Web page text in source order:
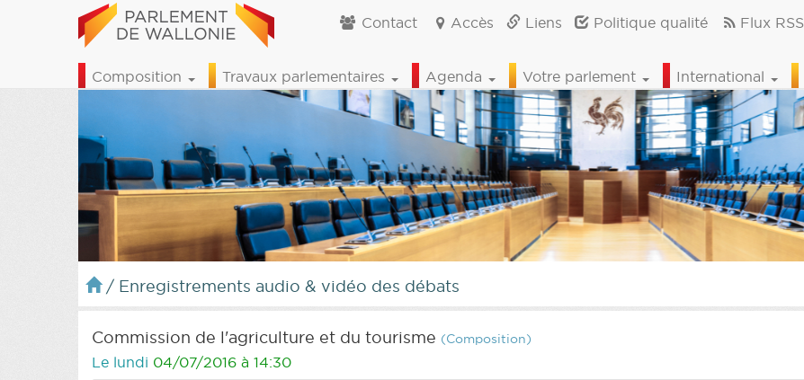
Contact Accès Liens Politique qualité Flux RSS
Composition Travaux parlementaires Agenda Votre parlement International
/ Enregistrements audio & vidéo des débats
Commission de l'agriculture et du tourisme (Composition)
Le lundi 04/07/2016 à 14:30